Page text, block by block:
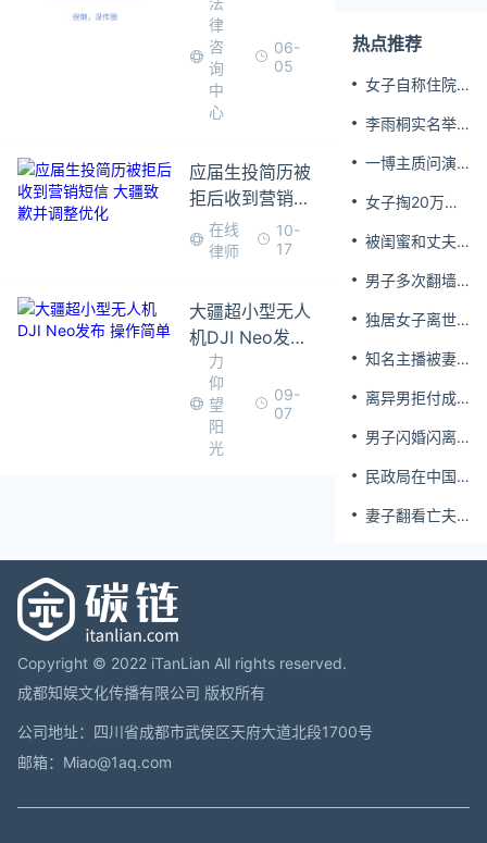
协议
律
咨
询
中
心
06-
05
应届生投简历被
拒后收到营销短
信 大疆致歉并调
整优化
在线
律师
10-
17
大疆超小型无人
机DJI Neo发布
操作简单
力
仰
望
阳
光
09-
07
热点推荐
女子自称住院
生被停职
李雨桐实名举
一博主质问演
真的家暴, 屈楚
书否认
女子掏20万婚
友后被删
被闺蜜和丈夫
白头
男子多次翻墙
老父亲
独居女子离世
局回应
知名主播被妻
机 提离婚后反
离异男拒付成
学费被诉
男子闪婚闪离
民政局在中国
记点
妻子翻看亡夫
女同学存婚外
Copyright © 2022 iTanLian All rights reserved.
成都知娱文化传播有限公司 版权所有
公司地址：四川省成都市武侯区天府大道北段1700号
邮箱：Miao@1aq.com